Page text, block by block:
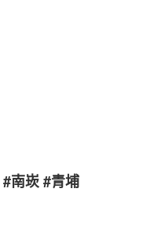
南崁 #青埔